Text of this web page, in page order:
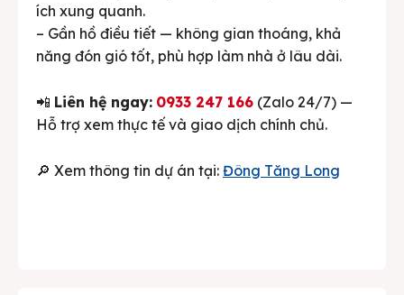
ích xung quanh.
– Gần hồ điều tiết — không gian thoáng, khả
năng đón gió tốt, phù hợp làm nhà ở lâu dài.
📲 Liên hệ ngay: 0933 247 166 (Zalo 24/7) —
Hỗ trợ xem thực tế và giao dịch chính chủ.
🔎 Xem thông tin dự án tại: Đông Tăng Long